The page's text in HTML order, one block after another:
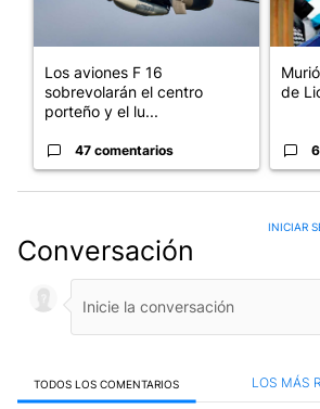
Los aviones F 16
sobrevolarán el centro
porteño y el lu...
47 comentarios
de
Conversación
INICIAR
TODOS LOS COMENTARIOS LOS MÁS